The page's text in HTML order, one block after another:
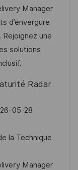
Manager
d’envergure
Rejoignez une
solutions
Radar
05-28
la Technique
Manager